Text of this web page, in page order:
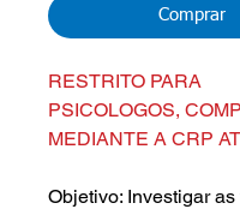
Comprar
RESTRITO PARA
PSICOLOGOS,
MEDIANTE A CRP
Objetivo: Investigar